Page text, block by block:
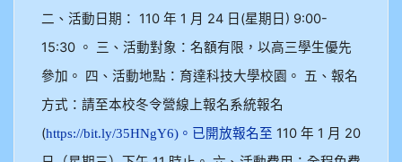
二、活動日期： 110 年 1 月 24 日(星期日) 9:00-
15:30 。 三、活動對象：名額有限，以高三學生優先
參加。 四、活動地點：育達科技大學校園。 五、報名
方式：請至本校冬令營線上報名系統報名
(https://bit.ly/35HNgY6)。已開放報名至 110 年 1 月 20